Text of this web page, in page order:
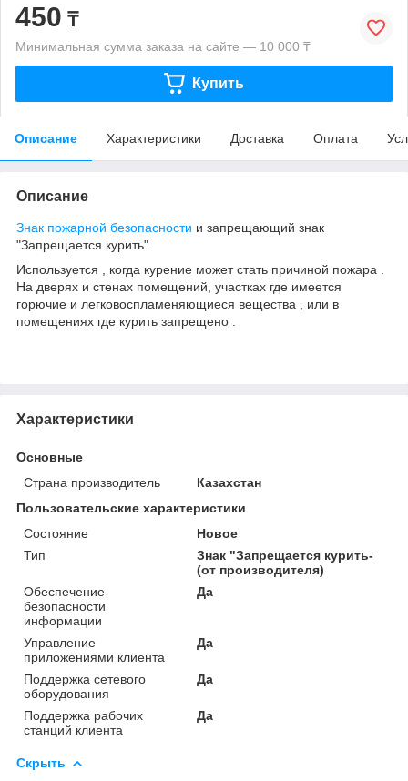
450 ₸
Минимальная сумма заказа на сайте — 10 000 ₸
Купить
Описание Характеристики Доставка Оплата
Описание
Знак пожарной безопасности и запрещающий знак
"Запрещается курить".
Используется , когда курение может стать причиной пожара .
На дверях и стенах помещений, участках где имеется
горючие и легковоспламеняющиеся вещества , или в
помещениях где курить запрещено .
Характеристики
Основные
Страна производитель
Казахстан
Пользовательские характеристики
Состояние
Новое
Тип
Знак "Запрещается курить-
(от производителя)
Обеспечение
безопасности
информации
Да
Управление
приложениями клиента
Да
Поддержка сетевого
оборудования
Да
Поддержка рабочих
станций клиента
Да
Скрыть